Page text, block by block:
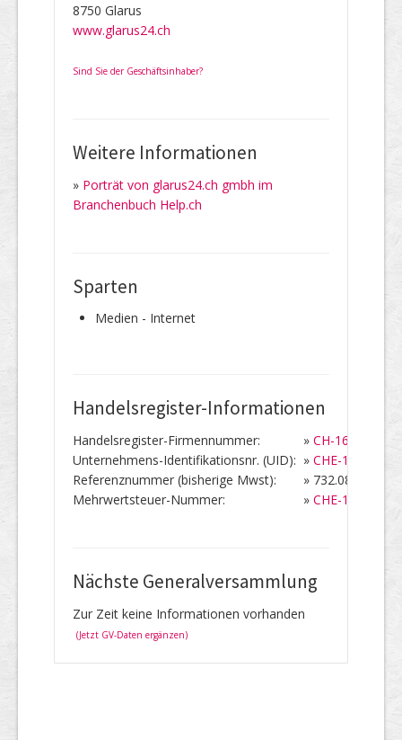
8750 Glarus
www.glarus24.ch
Sind Sie der Geschäftsinhaber?
Weitere Informationen
» Porträt von glarus24.ch gmbh im
Branchenbuch Help.ch
Sparten
Medien - Internet
Handelsregister-Informationen
Handelsregister-Firmennummer: » CH-
Unternehmens-Identifikationsnr. (UID): » CHE-
Referenznummer (bisherige Mwst):
» 732.089
Mehrwertsteuer-Nummer:
» CHE-
Nächste Generalversammlung
Zur Zeit keine Informationen vorhanden
(Jetzt GV-Daten ergänzen)